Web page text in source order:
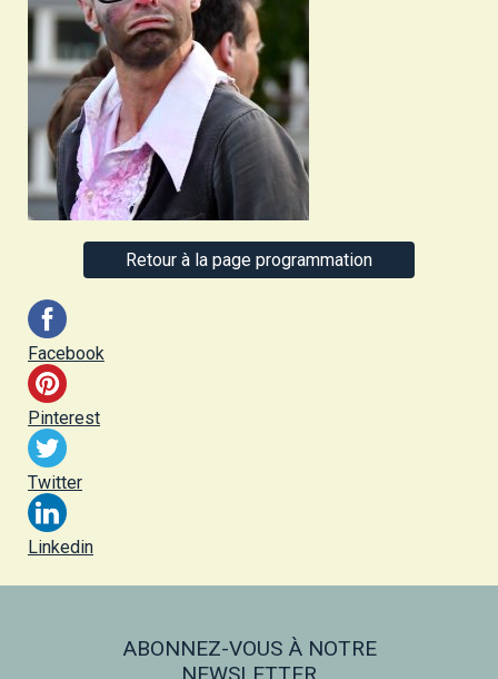
Retour à la page programmation
Facebook
Pinterest
Twitter
Linkedin
ABONNEZ-VOUS À NOTRE